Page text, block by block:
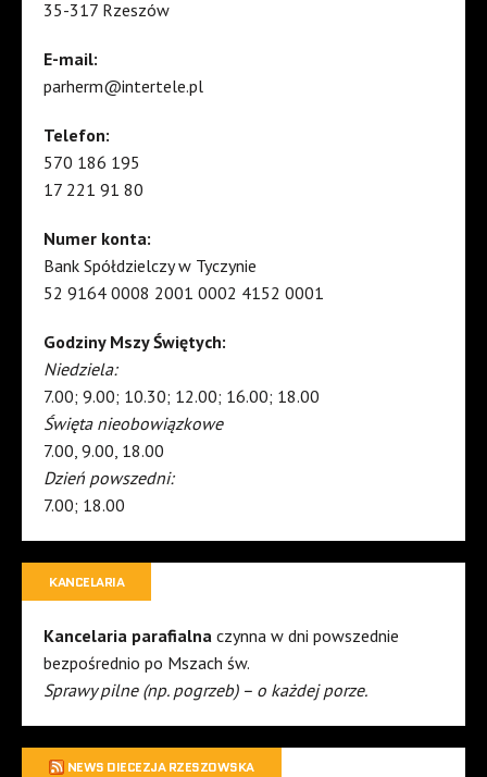
35-317 Rzeszów
E-mail:
parherm@intertele.pl
Telefon:
570 186 195
17 221 91 80
Numer konta:
Bank Spółdzielczy w Tyczynie
52 9164 0008 2001 0002 4152 0001
Godziny Mszy Świętych:
Niedziela:
7.00; 9.00; 10.30; 12.00; 16.00; 18.00
Święta nieobowiązkowe
7.00, 9.00, 18.00
Dzień powszedni:
7.00; 18.00
KANCELARIA
Kancelaria parafialna czynna w dni powszednie
bezpośrednio po Mszach św.
Sprawy pilne (np. pogrzeb) – o każdej porze.
NEWS DIECEZJA RZESZOWSKA